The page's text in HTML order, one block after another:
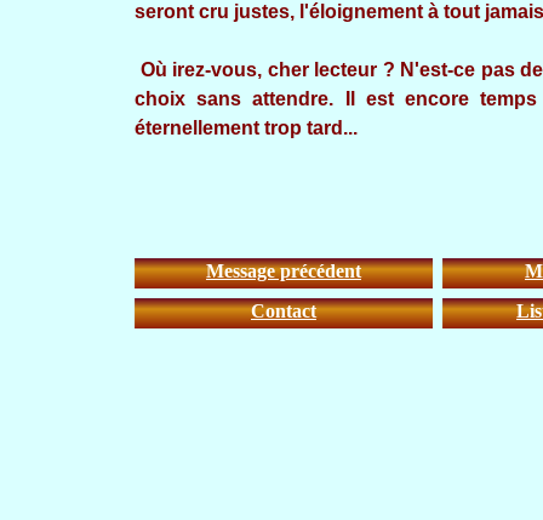
seront cru justes, l'éloignement à tout
Où irez-vous, cher lecteur ? N'est-ce pas
choix sans attendre. Il est encore
éternellement trop tard...
Message précédent
Contact